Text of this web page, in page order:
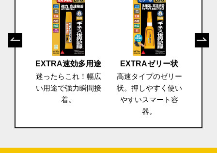
×4
EXTRA速効多用途
迷ったらこれ！幅広
い用途で強力瞬間接
着。
EXTRAゼリー状
高速タイプのゼリー
状。押しやすく使い
やすいスマート容
器。